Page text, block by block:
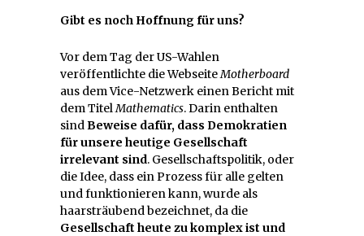
Gibt es noch Hoffnung für uns?
Vor dem Tag der US-Wahlen
veröffentlichte die WebseiteMotherboard
aus dem Vice-Netzwerk einen Bericht mit
dem TitelMathematics. Darin enthalten
sindBeweise dafür, dass Demokratien
für unsere heutige Gesellschaft
irrelevant sind. Gesellschaftspolitik, oder
die Idee, dass ein Prozess für alle gelten
und funktionieren kann, wurde als
haarsträubend bezeichnet, da die
Gesellschaft heute zu komplex ist und